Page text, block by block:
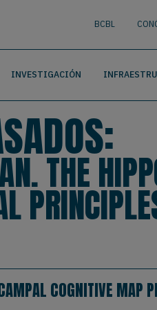
& Language
BCBL
BUSCAR
INVESTIGACIÓN
THE
COGNITIVE MAP